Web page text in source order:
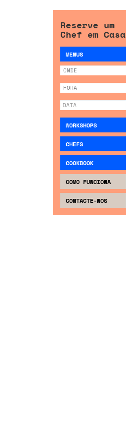
Reserve um
Chef em Casa
MENUS
WORKSHOPS
CHEFS
COOKBOOK
COMO FUNCIONA
CONTACTE-NOS